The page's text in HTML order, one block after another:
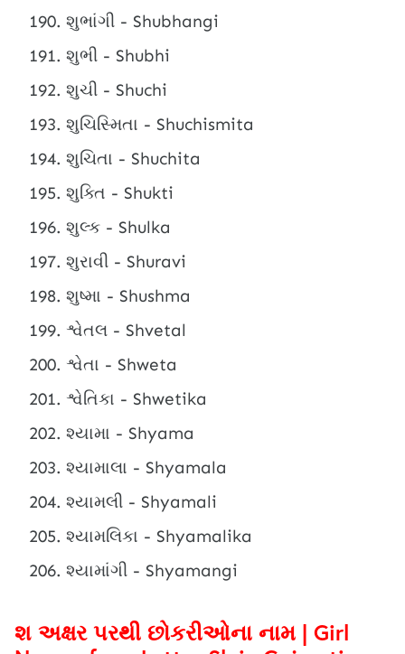
શુભાંગી - Shubhangi
શુભી - Shubhi
શુચી - Shuchi
શુચિસ્મિતા - Shuchismita
શુચિતા - Shuchita
શુક્તિ - Shukti
શુલ્ક - Shulka
શુરાવી - Shuravi
શુષ્મા - Shushma
શ્વેતલ - Shvetal
શ્વેતા - Shweta
શ્વેતિકા - Shwetika
શ્યામા - Shyama
શ્યામાલા - Shyamala
શ્યામલી - Shyamali
શ્યામલિકા - Shyamalika
શ્યામાંગી - Shyamangi
શ અક્ષર પરથી છોકરીઓના નામ | Girl